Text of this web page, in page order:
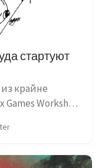
стартуют
крайне
Workshop.